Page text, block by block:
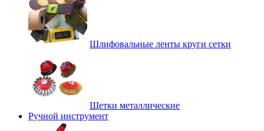
Шлифовальные ленты круги сетки
Щетки металлические
Ручной инструмент